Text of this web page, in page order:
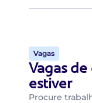
Vagas
Vagas
estiver
Procure